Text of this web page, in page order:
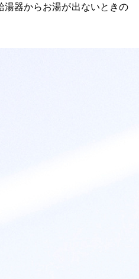
湯器からお湯が出ないときの